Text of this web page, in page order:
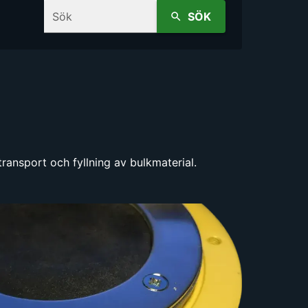
Sök SÖK
och fyllning av bulkmaterial.